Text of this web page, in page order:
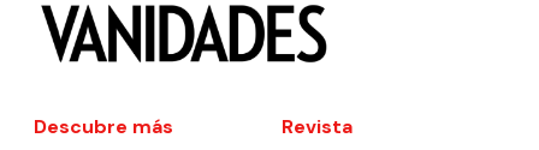
Descubre más
Revista